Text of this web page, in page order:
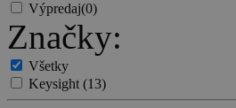
Výpredaj(0)
Značky:
Všetky
Keysight(13)